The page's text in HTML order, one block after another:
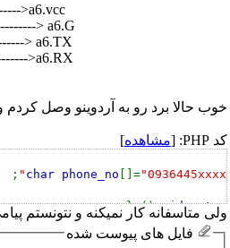
>a6.vcc
> a6.G
> a6.TX
>a6.RX
خوب حالا برد رو به آردوینو وصل کردم
کد PHP: [ مشاهده]
char phone_no []="0936445xxxx"
;
void setup
() {
Serial
begin 9600 );
delay( 300
ولی متاسفانه کار نمیکنه و نتونستم
فایل های پیوست شده